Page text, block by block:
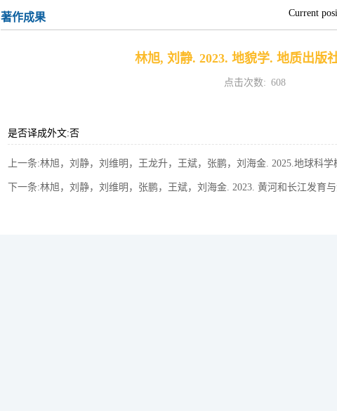
著作成果 Current
林旭, 刘静. 2023. 地貌学. 地质出版
点击次数: 608
是否译成外文:否
上一条:林旭，刘静，刘维明，王龙升，王斌，张鹏，刘海金. 2025.地球科
下一条:林旭，刘静，刘维明，张鹏，王斌，刘海金. 2023. 黄河和长江发育